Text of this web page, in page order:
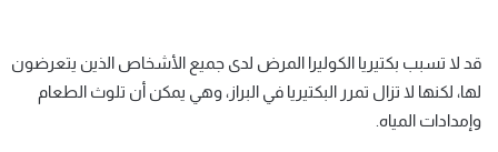
قد لا تسبب بكتيريا الكوليرا المرض لدى جميع الأشخاص الذين يتعرضون
لها، لكنها لا تزال تمرر البكتيريا في البراز، وهي يمكن أن تلوث الطعام
وإمدادات المياه.